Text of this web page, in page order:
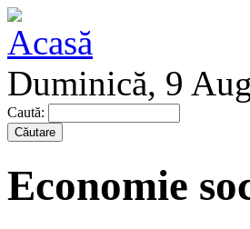
Duminică, 9
Caută:
Economie